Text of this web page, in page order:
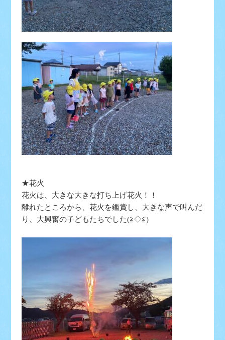
★花火
花火は、大きな大きな打ち上げ花火！！
離れたところから、花火を鑑賞し、大きな声で叫んだ
り、大興奮の子どもたちでした(≧◇≦)